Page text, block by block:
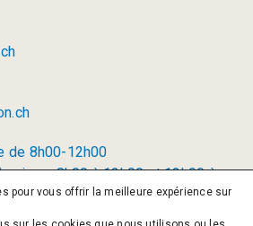
de 8h00-12h00
8h00 à 12h00 et 13h00 à
pour vous offrir la meilleure expérience sur